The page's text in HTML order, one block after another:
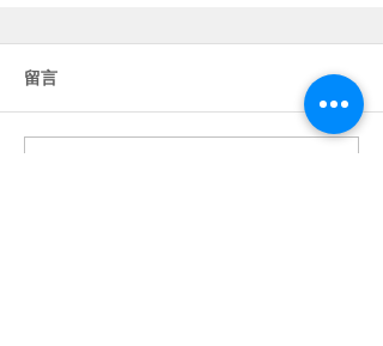
留言